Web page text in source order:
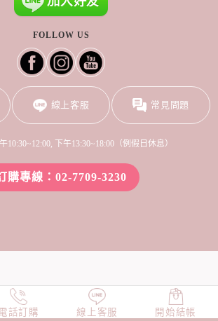
話訂購 線上客服 開始結帳
長精選 TOP100 小編穿搭
FOLLOW US
線上客服 常見問題
10:30~12:00, 下午13:30~18:00（例假日休息）
購專線：02-7709-3230